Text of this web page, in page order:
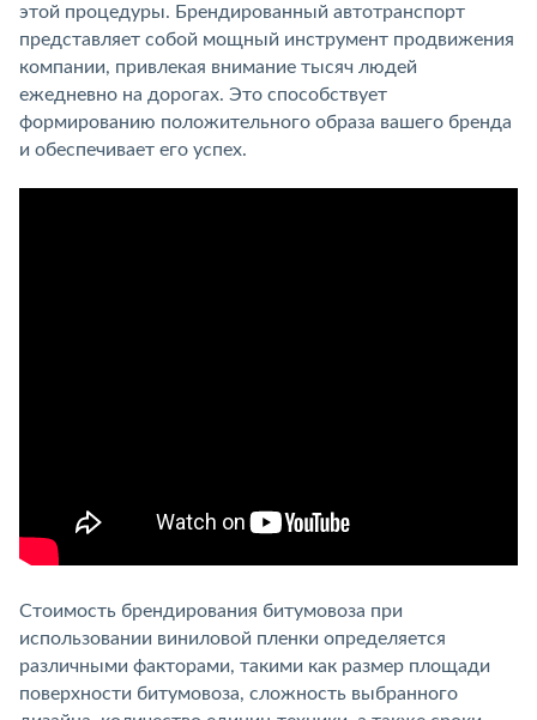
этой процедуры. Брендированный автотранспорт
представляет собой мощный инструмент продвижения
компании, привлекая внимание тысяч людей
ежедневно на дорогах. Это способствует
формированию положительного образа вашего бренда
и обеспечивает его успех.
Стоимость брендирования битумовоза при
использовании виниловой пленки определяется
различными факторами, такими как размер площади
поверхности битумовоза, сложность выбранного